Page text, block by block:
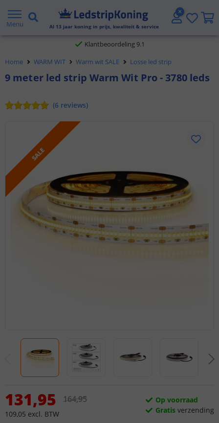
Menu Al 13 jaar koning in prijs, kwaliteit & service
Gratis verzending vanaf € 20,- NL en BE
Klantbeoordeling 9.1
Voor 23:45 uur besteld, morgen in huis
Home WARM WIT Warm wit SALE Losse led strip
9 meter led strip Warm Wit Pro - 3780 leds
(6 reviews)
SALE
131,95
109,05 excl. BTW
164,95
Op voorraad
Gratis verzending